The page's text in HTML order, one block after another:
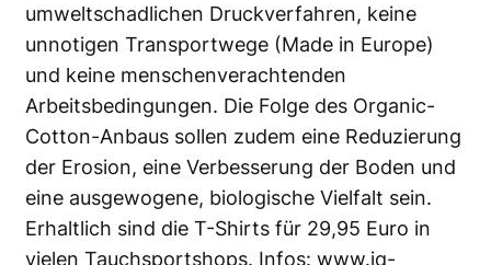
umweltschadlichen Druckverfahren, keine
unnotigen Transportwege (Made in Europe)
und keine menschenverachtenden
Arbeitsbedingungen. Die Folge des Organic-
Cotton-Anbaus sollen zudem eine Reduzierung
der Erosion, eine Verbesserung der Boden und
eine ausgewogene, biologische Vielfalt sein.
Erhaltlich sind die T-Shirts für 29,95 Euro in
vielen Tauchsportshops. Infos: www.iq-